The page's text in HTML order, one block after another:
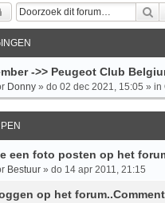
->> Peugeot Club
Donny » do 02 dec 2021, 15:05 » in
een foto posten op het
Bestuur » do 14 apr 2011, 21:15
op het